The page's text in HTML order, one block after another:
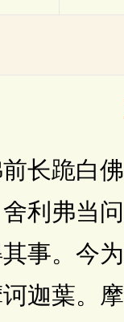
跪白佛
利弗当
事。今
迦葉。